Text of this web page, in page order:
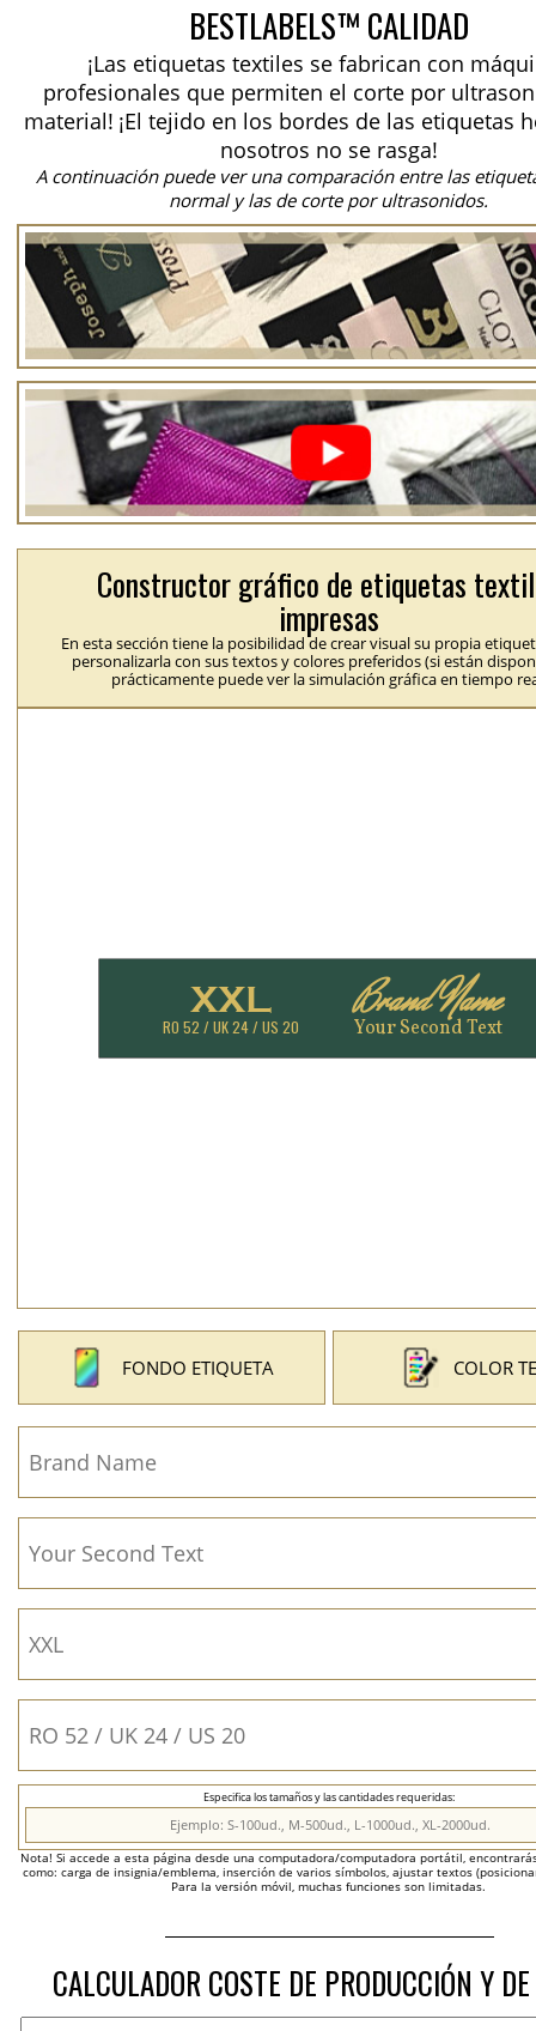
BESTLABELS™ CALIDAD
¡Las etiquetas textiles se fabrican con
profesionales que permiten el corte por
material! ¡El tejido en los bordes de las etiquetas
nosotros no se rasga!
A continuación puede ver una comparación entre las
normal y las de corte por ultrasonidos.
Constructor gráfico de etiquetas
impresas
En esta sección tiene la posibilidad de crear visual su propia
personalizarla con sus textos y colores preferidos (si están
prácticamente puede ver la simulación gráfica en tiempo
FONDO ETIQUETA COLOR
Especifica los tamaños y las cantidades requeridas:
Nota! Si accede a esta página desde una computadora/computadora portátil,
como: carga de insignia/emblema, inserción de varios símbolos, ajustar textos
Para la versión móvil, muchas funciones son limitadas.
CALCULADOR COSTE DE PRODUCCIÓN Y